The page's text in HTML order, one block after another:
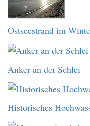
Ostseestrand im
Anker an der Schlei
Historisches